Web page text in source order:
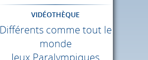
VIDÉOTHÈQUE
Différents comme tout le
monde
Jeux Paralympiques